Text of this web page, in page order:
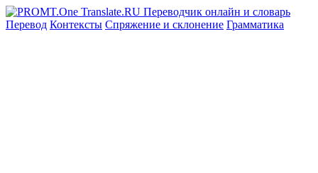
Перевод Контексты Спряжение и склонение Грамматика